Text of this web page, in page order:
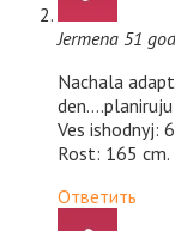
Jermena 51
Nachala
Ves ishodnyj:
Rost: 165 cm.
Ответить